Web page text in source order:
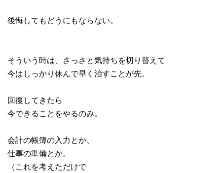
後悔してもどうにもならない。
そういう時は、さっさと気持ちを切り替えて
今はしっかり休んで早く治すことが先。
回復してきたら
今できることをやるのみ。
会計の帳簿の入力とか、
仕事の準備とか。
（これを考えただけで